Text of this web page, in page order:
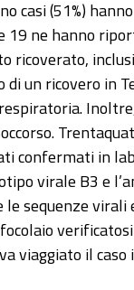
casi (51%)
19 ne hanno
ricoverato,
di un ricovero in
confermati in
virale B3 e
sequenze virali
viaggiato il caso